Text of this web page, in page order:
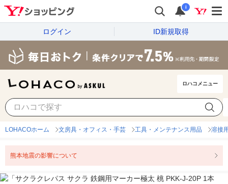
i
ログイン ID新規取得
ロハコメニュー
LOHACOホーム 文房具・オフィス・手芸 工具・メンテナンス用品 溶接
熊本地震の影響について